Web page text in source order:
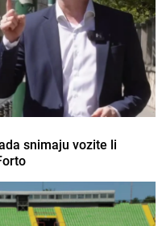
snimaju vozite li